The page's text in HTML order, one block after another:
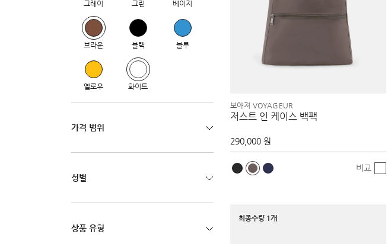
그레이 그린 베이지
브라운 블랙 블루
옐로우 화이트
가격 범위
성별
상품 유형
보야져 VOYAGEUR
저스트 인 케이스 백팩
290,000 원
비교
최종수량 1개